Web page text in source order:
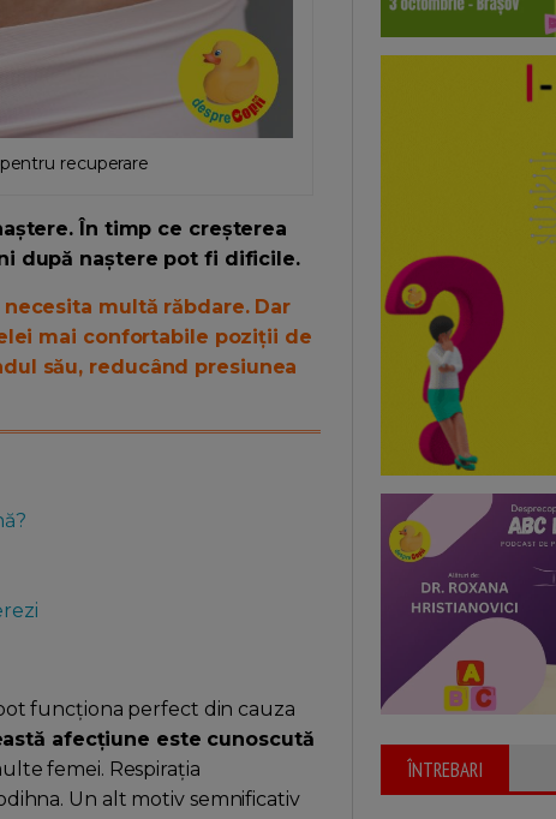
recuperare
În timp ce creșterea
după naștere pot fi dificile.
multă răbdare. Dar
mai confortabile poziții de
său, reducând presiunea
funcționa perfect din cauza
afecțiune este cunoscută
femei. Respirația
Un alt motiv semnificativ
ÎNTREBARI